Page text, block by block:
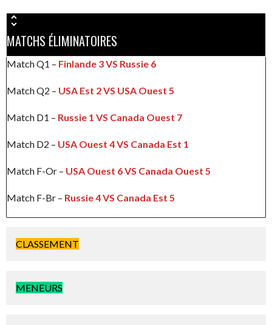
MATCHS ÉLIMINATOIRES
Match Q1 – Finlande 3VS Russie 6
Match Q2 – USA Est 2 VS USA Ouest 5
Match D1 – Russie 1 VS Canada Ouest 7
Match D2 – USA Ouest 4 VS Canada Est 1
Match F-Or – USA Ouest 6 VS Canada Ouest 5
Match F-Br – Russie 4 VS Canada Est 5
CLASSEMENT
MENEURS